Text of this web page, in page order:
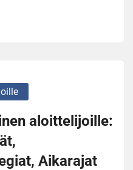
aloittelijoille:
Aikarajat